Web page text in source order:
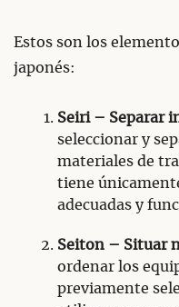
Estos son los
japonés:
Seiri – Separar
seleccionar y
materiales de
tiene
adecuadas y
Seiton – Situar
ordenar los
previamente